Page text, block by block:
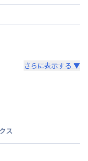
さらに表示する ▼
ス